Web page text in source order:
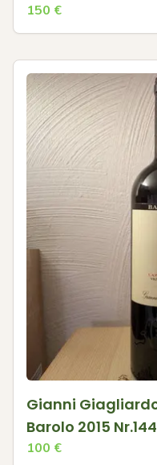
150 €
Gianni
Barolo 2015
100 €